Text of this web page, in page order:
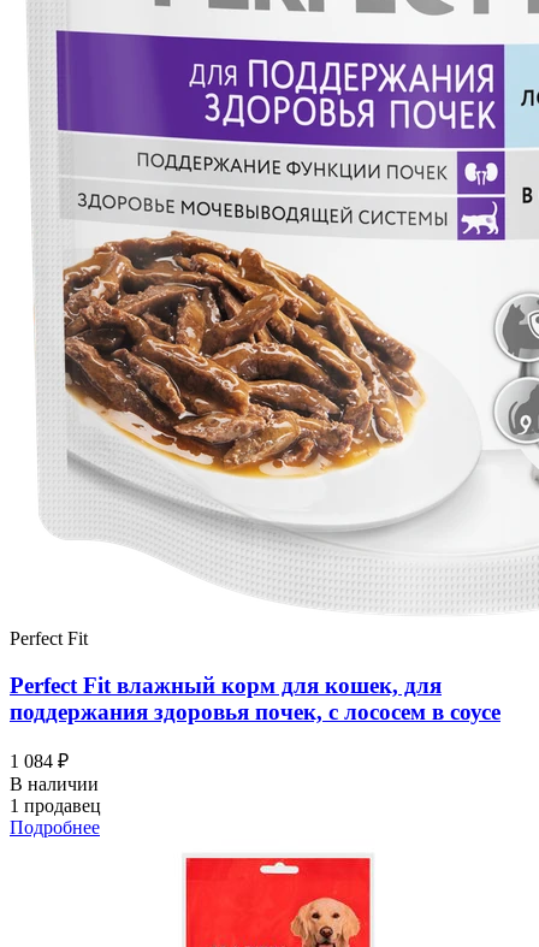
Perfect Fit
Perfect Fit влажный корм для кошек, для
поддержания здоровья почек, с лососем в соусе
1 084 ₽
В наличии
1 продавец
Подробнее